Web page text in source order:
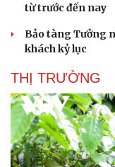
từ trước đến nay
Bảo tàng Tưởng
khách kỷ lục
THỊ TRƯỜNG